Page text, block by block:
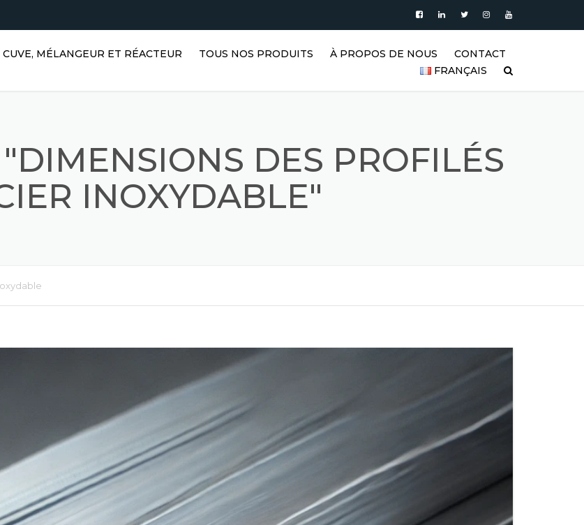
MÉLANGEUR ET RÉACTEUR TOUS NOS PRODUITS
RÉSERVOIRS VERTICAUX EN
ACIER INOXYDABLE |
RÉSERVOIRS D’EAU VERTICAUX
ACIER INOXYDABLE
PRODUITS INOX
FILTRER
À PROPOS DE NOUS
VIDÉO
CONTACT
FRANÇAIS
DEUTSCH
TÜRKÇE
DES PROFILÉS
INOXYDABLE"